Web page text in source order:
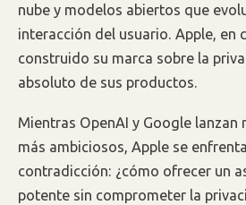
nube y modelos abiertos que
interacción del usuario. Apple, en
construido su marca sobre la
absoluto de sus productos.
Mientras OpenAI y Google lanzan
más ambiciosos, Apple se
contradicción: ¿cómo ofrecer un
potente sin comprometer la